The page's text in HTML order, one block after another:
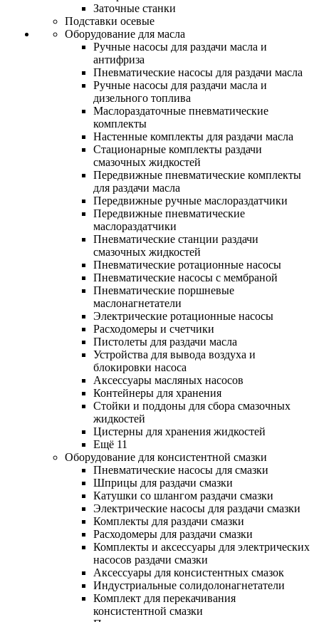
Заточные станки
Подставки осевые
Оборудование для масла
Ручные насосы для раздачи масла и
антифриза
Пневматические насосы для раздачи масла
Ручные насосы для раздачи масла и
дизельного топлива
Маслораздаточные пневматические
комплекты
Настенные комплекты для раздачи масла
Стационарные комплекты раздачи
смазочных жидкостей
Передвижные пневматические комплекты
для раздачи масла
Передвижные ручные маслораздатчики
Передвижные пневматические
маслораздатчики
Пневматические станции раздачи
смазочных жидкостей
Пневматические ротационные насосы
Пневматические насосы с мембраной
Пневматические поршневые
маслонагнетатели
Электрические ротационные насосы
Расходомеры и счетчики
Пистолеты для раздачи масла
Устройства для вывода воздуха и
блокировки насоса
Аксессуары масляных насосов
Контейнеры для хранения
Стойки и поддоны для сбора смазочных
жидкостей
Цистерны для хранения жидкостей
Ещё 11
Оборудование для консистентной смазки
Пневматические насосы для смазки
Шприцы для раздачи смазки
Катушки со шлангом раздачи смазки
Электрические насосы для раздачи смазки
Комплекты для раздачи смазки
Расходомеры для раздачи смазки
Комплекты и аксессуары для электрических
насосов раздачи смазки
Аксессуары для консистентных смазок
Индустриальные солидолонагнетатели
Комплект для перекачивания
консистентной смазки